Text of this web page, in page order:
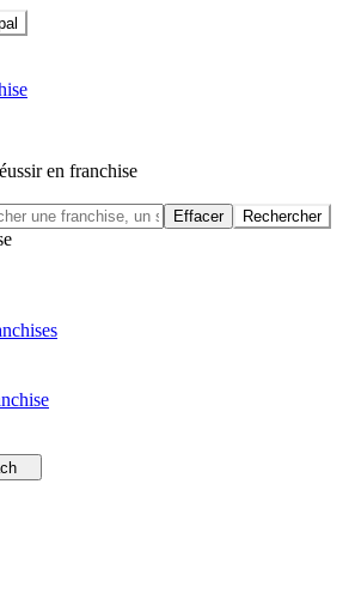
en franchise
Effacer Rechercher